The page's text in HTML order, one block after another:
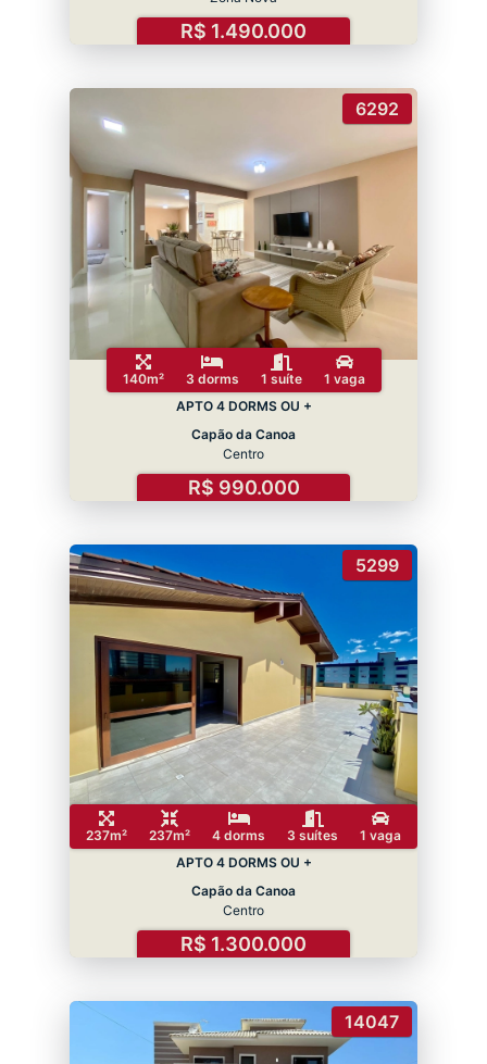
R$ 1.490.000
6292
140m² 3 dorms 1 suíte
1 vaga
APTO 4 DORMS OU +
Capão da Canoa
Centro
R$ 990.000
5299
237m² 237m² 4 dorms 3 suítes
1 vaga
APTO 4 DORMS OU +
Capão da Canoa
Centro
R$ 1.300.000
14047